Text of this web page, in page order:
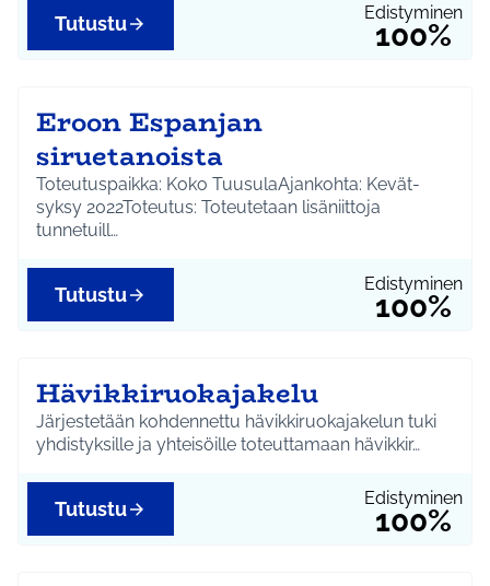
Edistyminen
100%
Tutustu
Eroon Espanjan
siruetanoista
Toteutuspaikka: Koko TuusulaAjankohta: Kevät-
syksy 2022Toteutus: Toteutetaan lisäniittoja
tunnetuill…
Edistyminen
100%
Tutustu
Hävikkiruokajakelu
Järjestetään kohdennettu hävikkiruokajakelun tuki
yhdistyksille ja yhteisöille toteuttamaan hävikkir…
Edistyminen
100%
Tutustu